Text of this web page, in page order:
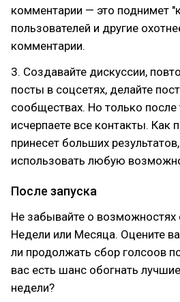
комментарии — это поднимет
пользователей и другие
комментарии.
3. Создавайте дискуссии,
посты в соцсетях, делайте
сообществах. Но только после
исчерпаете все контакты. Как
принесет больших
использовать любую
После запуска
Не забывайте о возможностях
Недели или Месяца. Оцените
ли продолжать сбор голсоов
вас есть шанс обогнать
недели?